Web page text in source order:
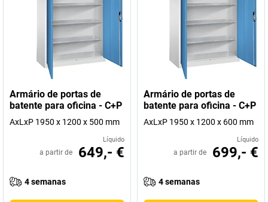
Armário de portas de
batente para oficina - C+P
AxLxP 1950 x 1200 x 500 mm
Líquido
a partir de 649,- €
4 semanas
Armário de portas de
batente para oficina - C+P
AxLxP 1950 x 1200 x 600 mm
Líquido
a partir de 699,- €
4 semanas